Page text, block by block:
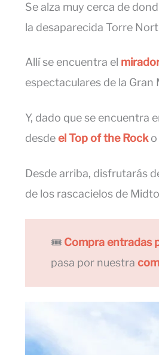
Se alza muy cerca de
la desaparecida Torre
Allí se encuentra el
espectaculares de la Gran
Y, dado que se encuentra
desdeel Top of the Rocko
Desde arriba, disfrutarás
de los rascacielos de
🎟️ Compra entradas
pasa por nuestra